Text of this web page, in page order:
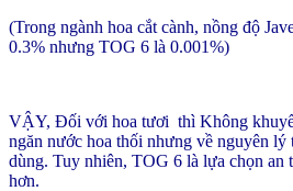
(Trong ngành hoa cắt cành, nồng độ
0.3% nhưng TOG 6 là 0.001%)
VẬY, Đối với hoa tươi thì Không
ngăn nước hoa thối nhưng về nguyên lý
dùng. Tuy nhiên, TOG 6 là lựa chọn an
hơn.